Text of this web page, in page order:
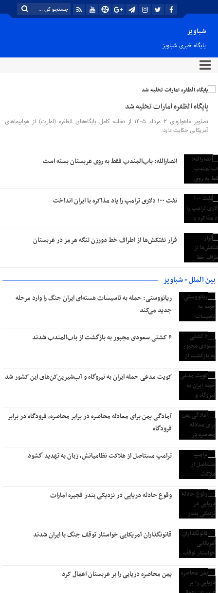
شباویز
پایگاه خبری شباویز
پایگاه الظفره امارات تخلیه شد
تصاویر ماهواره‌ای ۲ مرداد ۱۴۰۵ از تخلیه کامل پایگاه‌های الظفره (امارات) از هواپیماهای
آمریکایی حکایت دارد.
انصارالله: باب‌المندب فقط به روی عربستان بسته است
نفت ۱۰۰ دلاری ترامپ را یاد مذاکره با ایران انداخت
فرار نفتکش‌ها از اطراف خط دورزن تنگه هرمز در عربستان
بین الملل - شباویز
ریانووستی: حمله به تاسیسات هسته‌ای ایران جنگ را وارد مرحله
جدید می‌کند
۶ کشتی سعودی مجبور به بازگشت از باب‌المندب شدند
کویت مدعی حمله ایران به نیروگاه‌‌ و آب‌شیرین‌کن‌های این کشور شد
آمادگی یمن برای معادله محاصره در برابر محاصره، فرودگاه در برابر
فرودگاه
ترامپ مستاصل از هلاکت نظامیانش، زبان به تهدید گشود
وقوع حادثه دریایی در نزدیکی بندر فجیره امارات
قانونگذاران آمریکایی خواستار توقف جنگ با ایران شدند
یمن محاصره دریایی را بر عربستان اعمال کرد